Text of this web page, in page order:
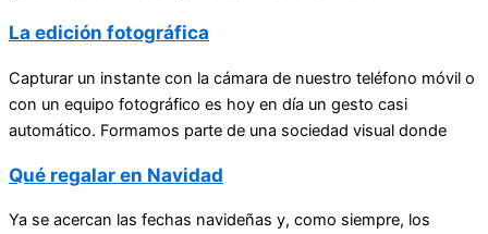
La edición fotográfica
Capturar un instante con la cámara de nuestro teléfono móvil o
con un equipo fotográfico es hoy en día un gesto casi
automático. Formamos parte de una sociedad visual donde
Qué regalar en Navidad
Ya se acercan las fechas navideñas y, como siempre, los